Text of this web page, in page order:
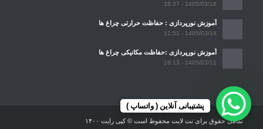
1405/03/18 - 18:37
آموزش نورپردازی : حفاظت حرارتی چراغ ها
1405/03/16 - 12:51
آموزش نورپردازی :حفاظت مکانیکی چراغ ها
1405/03/11 - 16:13
تمامی حقوق برای نت لایت محفوظ است © کپی رایت ۱۴۰۰
پشتیبانی آنلاین ( واتساپ )